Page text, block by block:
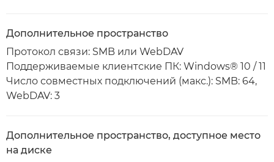
Дополнительное пространство
Протокол связи: SMB или WebDAV
Поддерживаемые клиентские ПК: Windows® 10 / 11
Число совместных подключений (макс.): SMB: 64,
WebDAV: 3
Дополнительное пространство, доступное место
на диске